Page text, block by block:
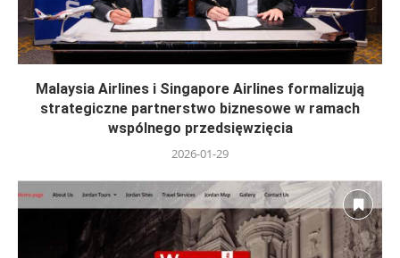
Malaysia Airlines i Singapore Airlines formalizują
strategiczne partnerstwo biznesowe w ramach
wspólnego przedsięwzięcia
2026-01-29